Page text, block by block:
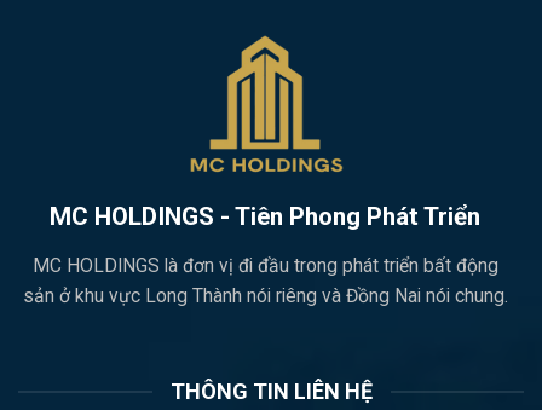
MC HOLDINGS - Tiên Phong Phát Triển
MC HOLDINGS là đơn vị đi đầu trong phát triển bất động
sản ở khu vực Long Thành nói riêng và Đồng Nai nói chung.
THÔNG TIN LIÊN HỆ